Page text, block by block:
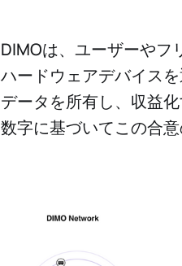
DIMOは、ユーザーやフ
ハードウェアデバイス
データを所有し、収益
数字に基づいてこの合